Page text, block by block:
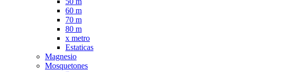
60 m
70 m
80 m
x metro
Estaticas
Magnesio
Mosquetones